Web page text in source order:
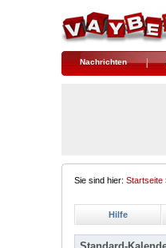
Nachrichten
Sie sind hier: Startseite
Hilfe